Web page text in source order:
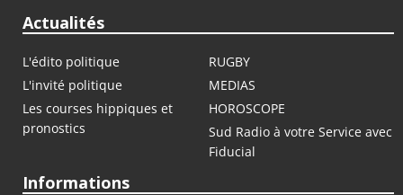
Actualités
L'édito politique
RUGBY
L'invité politique
MEDIAS
Les courses hippiques et
pronostics
HOROSCOPE
Sud Radio à votre Service avec
Fiducial
Informations